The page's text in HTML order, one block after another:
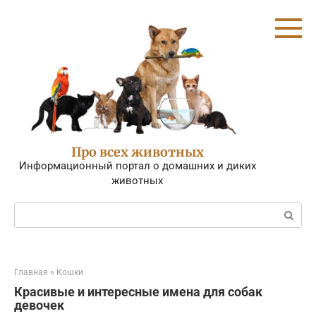
Про всех животных
Информационный портал о домашних и диких
животных
Поиск:
Главная » Кошки
Красивые и интересные имена для собак
девочек